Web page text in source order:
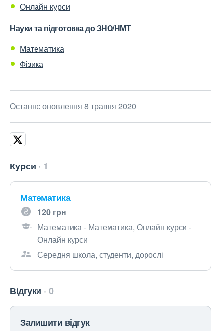
Онлайн курси
Науки та підготовка до ЗНО/НМТ
Математика
Фізика
Останнє оновлення 8 травня 2020
Курси 1
Математика
120 грн
Математика - Математика, Онлайн курси -
Онлайн курси
Середня школа, студенти, дорослі
Відгуки 0
Залишити відгук